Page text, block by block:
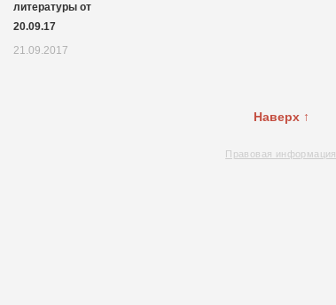
литературы от
20.09.17
21.09.2017
Наверх ↑
Правовая информация